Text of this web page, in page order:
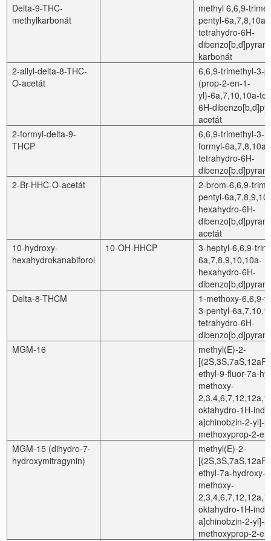
Delta-9-THC-
methylkarbonát
methyl 6,6,9-
pentyl-6a,7,8,10a-
tetrahydro-6H-
karbonát
2-allyl-delta-8-THC-
O-acetát
6,6,9-trimethyl-3-
(prop-2-en-1-
yl)-6a,7,10,10a-
6H-
acetát
2-formyl-delta-9-
THCP
6,6,9-trimethyl-3-
formyl-6a,7,8,10a-
tetrahydro-6H-
2-Br-HHC-O-acetát
2-brom-6,6,9-
pentyl-
hexahydro-6H-
acetát
10-hydroxy-
hexahydrokanabiforol
10-OH-HHCP
3-heptyl-6,6,9-
6a,7,8,9,10,10a-
hexahydro-6H-
Delta-8-THCM
1-methoxy-6,6,9-
3-pentyl-
tetrahydro-6H-
dibenzo[b,d]pyran
MGM-16
methyl(E)-2-
ethyl-9-fluor-7a-
methoxy-
oktahydro-1H-
a]chinobzin-2-yl]-
methoxyprop-2-
MGM-15 (dihydro-7-
hydroxymitragynin)
methyl(E)-2-
ethyl-7a-hydroxy-
methoxy-
oktahydro-1H-
a]chinobzin-2-yl]-
methoxyprop-2-